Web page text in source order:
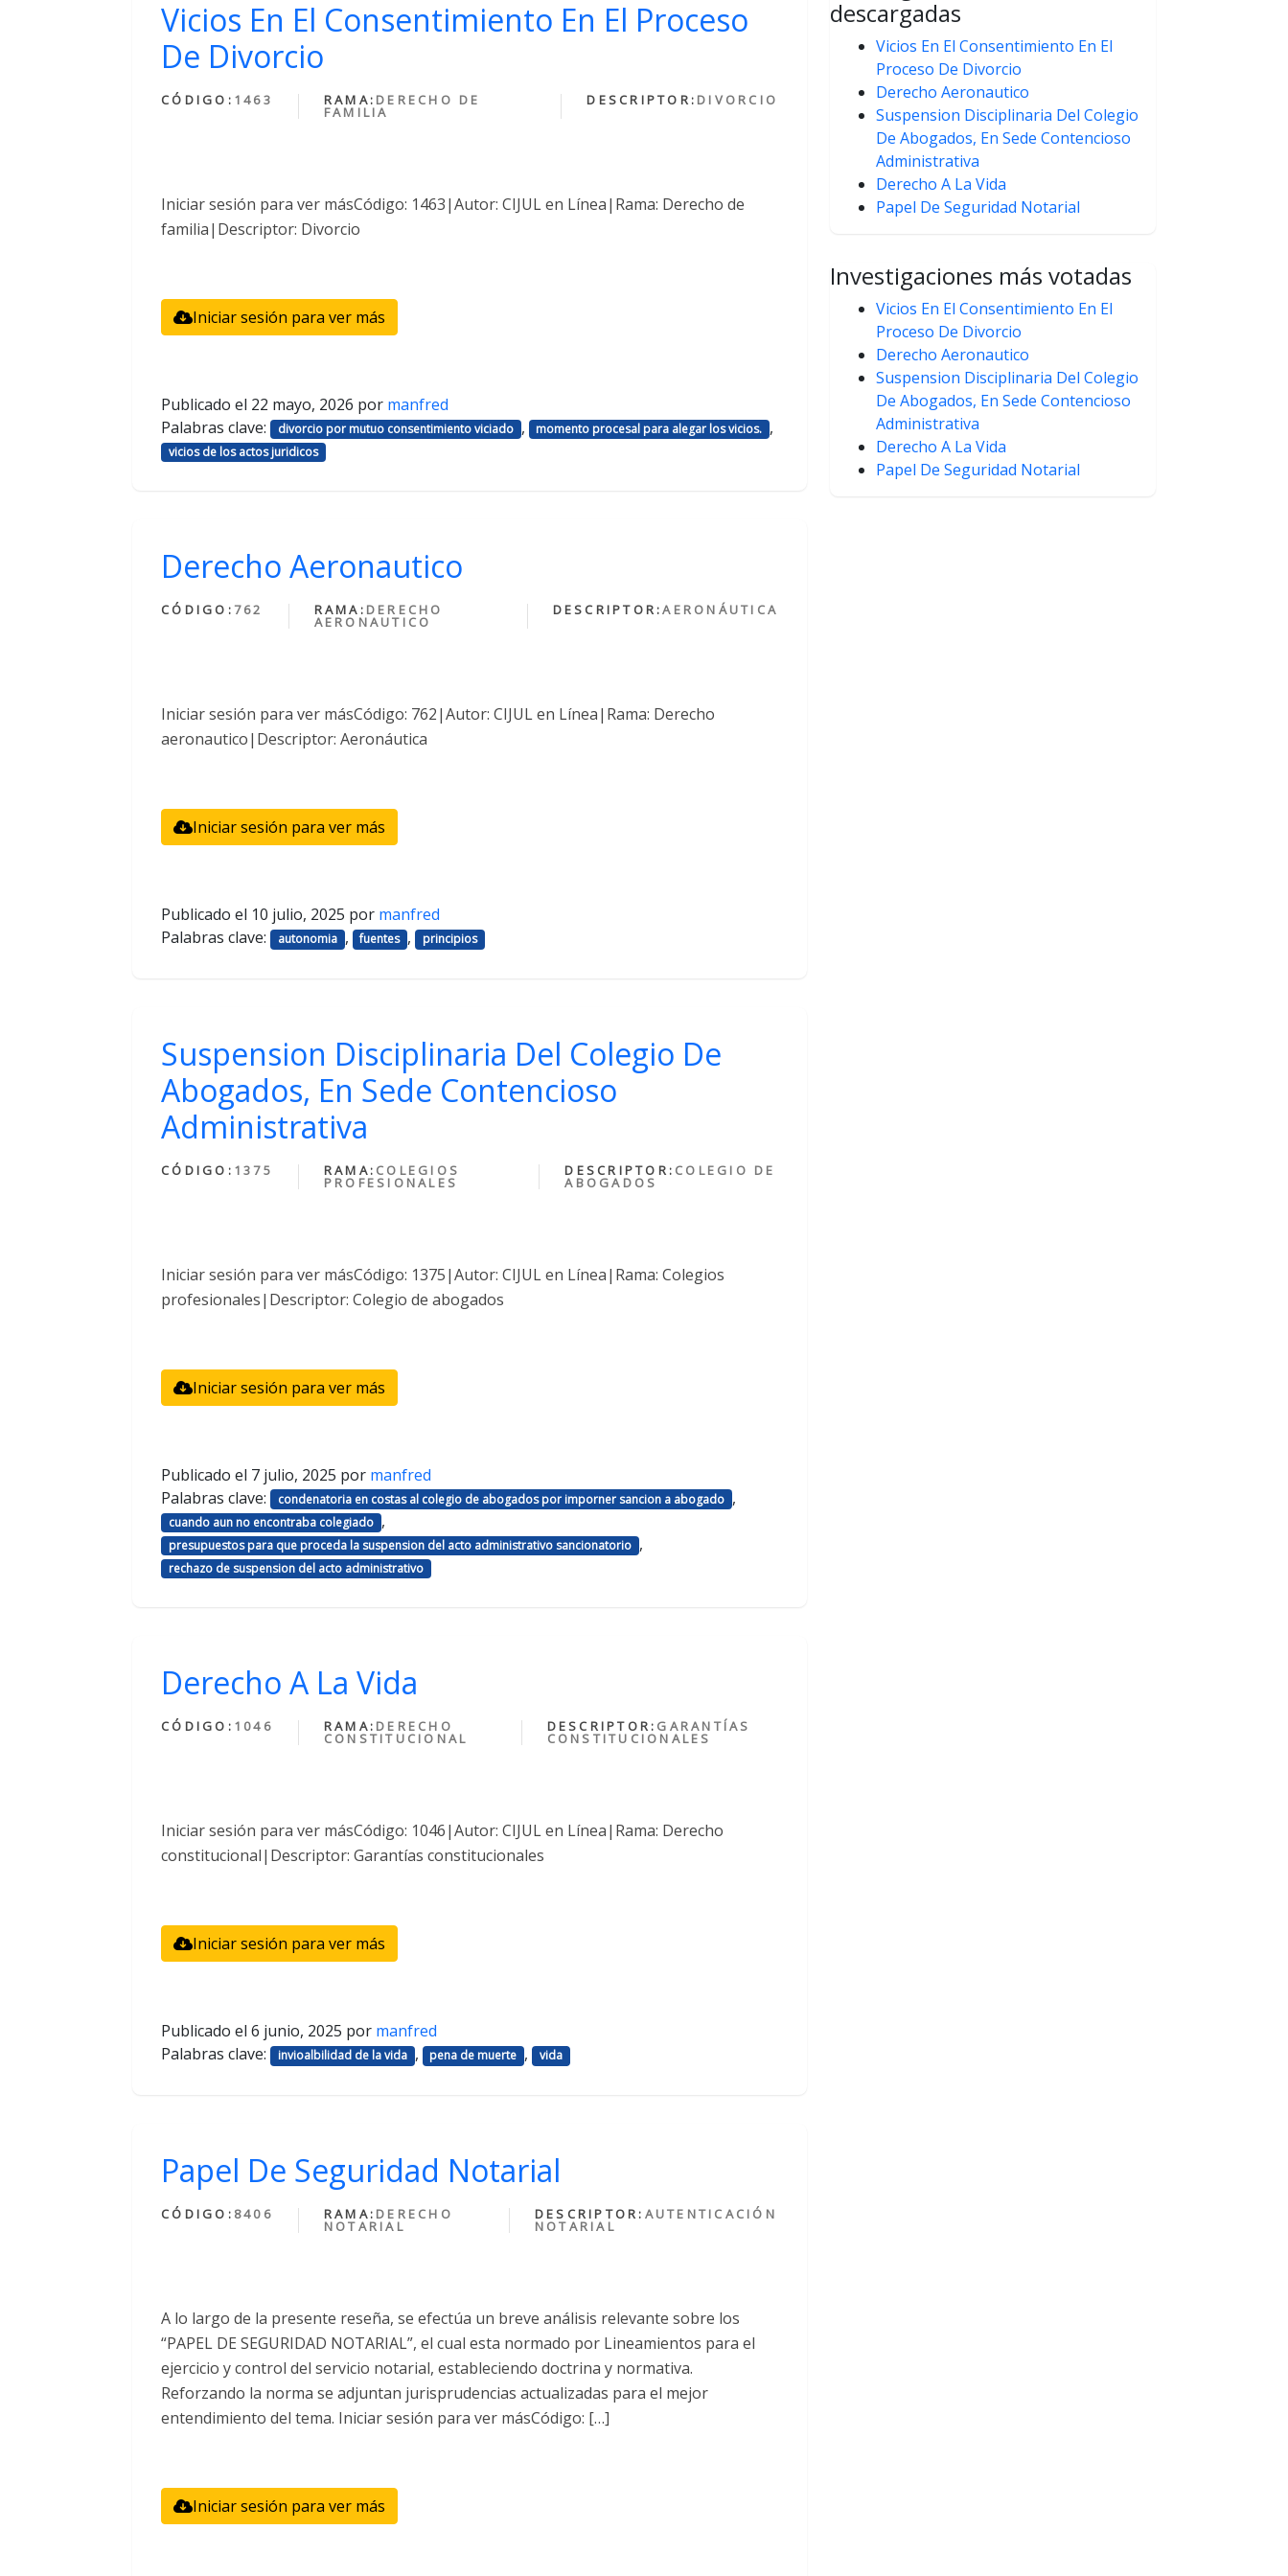
Vicios En El Consentimiento En El Proceso
De Divorcio
CÓDIGO: 1463 RAMA: DERECHO DE
FAMILIA
DESCRIPTOR: DIVORCIO
Iniciar sesión para ver másCódigo: 1463|Autor: CIJUL en Línea|Rama: Derecho de
familia|Descriptor: Divorcio
Iniciar sesión para ver más
Publicado el 22 mayo, 2026 por manfred
Palabras clave:
divorcio por mutuo consentimiento viciado , momento procesal para alegar los vicios. ,
vicios de los actos juridicos
Derecho Aeronautico
CÓDIGO: 762 RAMA: DERECHO
AERONAUTICO
DESCRIPTOR:AERONÁUTICA
Iniciar sesión para ver másCódigo: 762|Autor: CIJUL en Línea|Rama: Derecho
aeronautico|Descriptor: Aeronáutica
Iniciar sesión para ver más
Publicado el 10 julio, 2025 por manfred
Palabras clave:
autonomia , fuentes , principios
Suspension Disciplinaria Del Colegio De
Abogados, En Sede Contencioso
Administrativa
CÓDIGO: 1375 RAMA: COLEGIOS
PROFESIONALES
DESCRIPTOR: COLEGIO DE
ABOGADOS
Iniciar sesión para ver másCódigo: 1375|Autor: CIJUL en Línea|Rama: Colegios
profesionales|Descriptor: Colegio de abogados
Iniciar sesión para ver más
Publicado el 7 julio, 2025 por manfred
Palabras clave:
condenatoria en costas al colegio de abogados por imporner sancion a abogado ,
cuando aun no encontraba colegiado ,
presupuestos para que proceda la suspension del acto administrativo sancionatorio ,
rechazo de suspension del acto administrativo
Derecho A La Vida
CÓDIGO: 1046 RAMA: DERECHO
CONSTITUCIONAL
DESCRIPTOR: GARANTÍAS
CONSTITUCIONALES
Iniciar sesión para ver másCódigo: 1046|Autor: CIJUL en Línea|Rama: Derecho
constitucional|Descriptor: Garantías constitucionales
Iniciar sesión para ver más
Publicado el 6 junio, 2025 por manfred
Palabras clave:
invioalbilidad de la vida , pena de muerte , vida
Papel De Seguridad Notarial
CÓDIGO: 8406 RAMA: DERECHO
NOTARIAL
DESCRIPTOR: AUTENTICACIÓN
NOTARIAL
A lo largo de la presente reseña, se efectúa un breve análisis relevante sobre los
“PAPEL DE SEGURIDAD NOTARIAL”, el cual esta normado por Lineamientos para el
ejercicio y control del servicio notarial, estableciendo doctrina y normativa.
Reforzando la norma se adjuntan jurisprudencias actualizadas para el mejor
entendimiento del tema. Iniciar sesión para ver másCódigo: […]
Iniciar sesión para ver más
descargadas
Vicios En El Consentimiento En El
Proceso De Divorcio
Derecho Aeronautico
Suspension Disciplinaria Del Colegio
De Abogados, En Sede Contencioso
Administrativa
Derecho A La Vida
Papel De Seguridad Notarial
Investigaciones más votadas
Vicios En El Consentimiento En El
Proceso De Divorcio
Derecho Aeronautico
Suspension Disciplinaria Del Colegio
De Abogados, En Sede Contencioso
Administrativa
Derecho A La Vida
Papel De Seguridad Notarial